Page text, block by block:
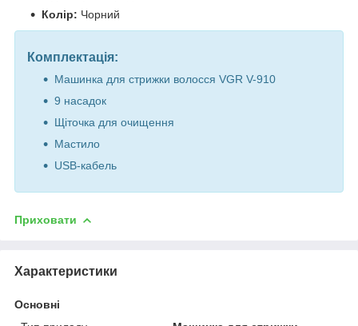
Колір: Чорний
Комплектація:
Машинка для стрижки волосся VGR V-910
9 насадок
Щіточка для очищення
Мастило
USB-кабель
Приховати
Характеристики
Основні